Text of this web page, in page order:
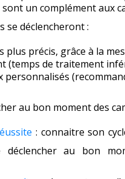
sont un complément aux
se déclencheront :
plus précis, grâce à la
(temps de traitement
personnalisés
au bon moment des
: connaitre son
déclencher au bon